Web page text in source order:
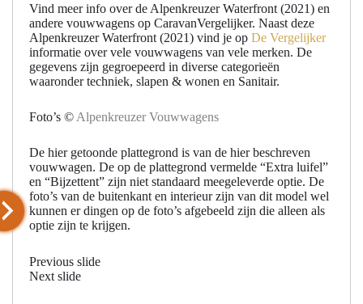
Vind meer info over de Alpenkreuzer Waterfront (2021) en
andere vouwwagens op CaravanVergelijker. Naast deze
Alpenkreuzer Waterfront (2021) vind je op De Vergelijker
informatie over vele vouwwagens van vele merken. De
gegevens zijn gegroepeerd in diverse categorieën
waaronder techniek, slapen & wonen en Sanitair.
Foto’s © Alpenkreuzer Vouwwagens
De hier getoonde plattegrond is van de hier beschreven
vouwwagen. De op de plattegrond vermelde “Extra luifel”
en “Bijzettent” zijn niet standaard meegeleverde optie. De
foto’s van de buitenkant en interieur zijn van dit model wel
kunnen er dingen op de foto’s afgebeeld zijn die alleen als
optie zijn te krijgen.
Previous slide
Next slide